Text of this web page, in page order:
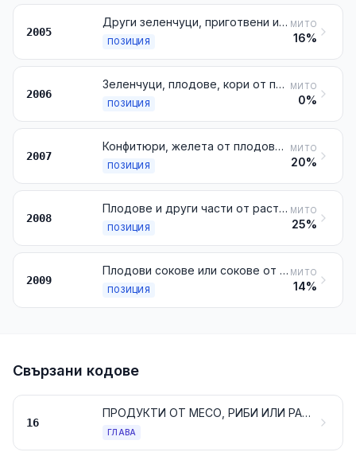
2005
Други зеленчуци, приготвени или консервирани по начин, различен от този с оцет или с оцетна киселина, незамразени, различни от продуктите от № 2006
ПОЗИЦИЯ
МИТО
16%
2006
Зеленчуци, плодове, кори от плодове и други части от растения, консервирани със захар (изцедени, захаросани или кристализирани)
ПОЗИЦИЯ
МИТО
0%
2007
Конфитюри, желета от плодове, мармaлади, пюрета от плодове или черупкови плодове и каши от плодове или черупкови плодове, приготвени чрез варене, със или без прибавка на захар или други подсладители
ПОЗИЦИЯ
МИТО
20%
2008
Плодове и други части от растения, годни за консумация, приготвени или консервирани по друг начин, със или без прибавка на захар или други подсладители или алкохол, неупоменати, нито включени другаде
ПОЗИЦИЯ
МИТО
25%
2009
Плодови сокове или сокове от черупкови плодове (включително гроздова мъст и кокосова вода) и зеленчукови сокове, неферментирали, без прибавка на алкохол, със или без прибавка на захар или други подсладители
ПОЗИЦИЯ
МИТО
14%
Свързани кодове
16
ПРОДУКТИ ОТ МЕСО, РИБИ ИЛИ РАКООБРАЗНИ, МЕКОТЕЛИ ИЛИ ДРУГИ ВОДНИ БЕЗГРЪБНАЧНИ ИЛИ ОТ НАСЕКОМИ
ГЛАВА